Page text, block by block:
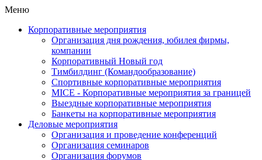
Меню
Корпоративные мероприятия
Организация дня рождения, юбилея фирмы,
компании
Корпоративный Новый год
Тимбилдинг (Командообразование)
Спортивные корпоративные мероприятия
MICE - Корпоративные мероприятия за границей
Выездные корпоративные мероприятия
Банкеты на корпоративные мероприятия
Деловые мероприятия
Организация и проведение конференций
Организация семинаров
Организация форумов